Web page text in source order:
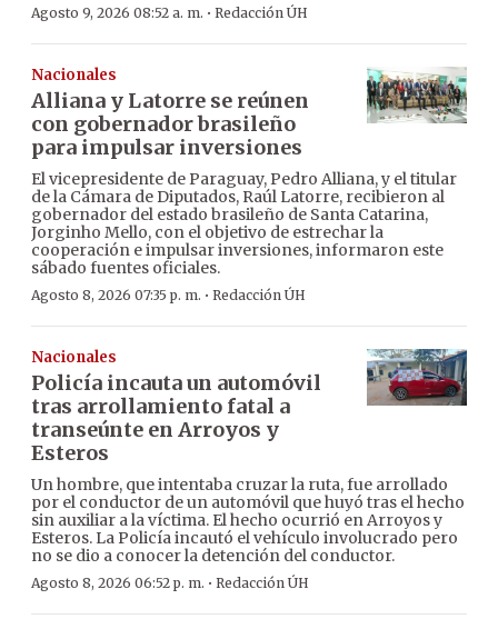
Agosto 9, 2026 08:52 a. m. · Redacción ÚH
Nacionales
Alliana y Latorre se reúnen
con gobernador brasileño
para impulsar inversiones
El vicepresidente de Paraguay, Pedro Alliana, y el titular
de la Cámara de Diputados, Raúl Latorre, recibieron al
gobernador del estado brasileño de Santa Catarina,
Jorginho Mello, con el objetivo de estrechar la
cooperación e impulsar inversiones, informaron este
sábado fuentes oficiales.
Agosto 8, 2026 07:35 p. m. · Redacción ÚH
Nacionales
Policía incauta un automóvil
tras arrollamiento fatal a
transeúnte en Arroyos y
Esteros
Un hombre, que intentaba cruzar la ruta, fue arrollado
por el conductor de un automóvil que huyó tras el hecho
sin auxiliar a la víctima. El hecho ocurrió en Arroyos y
Esteros. La Policía incautó el vehículo involucrado pero
no se dio a conocer la detención del conductor.
Agosto 8, 2026 06:52 p. m. · Redacción ÚH